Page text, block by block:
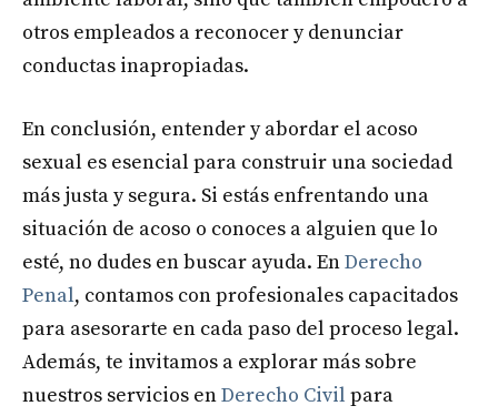
otros empleados a reconocer y denunciar
conductas inapropiadas.
En conclusión, entender y abordar el acoso
sexual es esencial para construir una sociedad
más justa y segura. Si estás enfrentando una
situación de acoso o conoces a alguien que lo
esté, no dudes en buscar ayuda. EnDerecho
Penal, contamos con profesionales capacitados
para asesorarte en cada paso del proceso legal.
Además, te invitamos a explorar más sobre
nuestros servicios enDerecho Civil para